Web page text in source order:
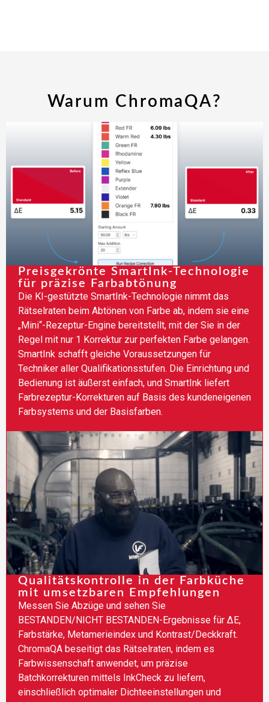
Warum ChromaQA?
Preisgekrönte SmartInk-Technologie
für präzise Farbabtönung
Die KI-gestützte SmartInk-Technologie nimmt das
Rätselraten beim Abtönen von Farbe ab, indem sie eine
„Mini“-Rezeptur-Engine bereitstellt, mit der Sie in der
Regel mit nur 1 Korrektur zur perfekten Farbe gelangen.
SmartInk schafft gleiche Voraussetzungen für
Techniker aller Qualifikationsstufen. Die Einrichtung und
Bedienung ist äußerst einfach, und SmartInk liefert
Farbrezeptur-Korrekturen auf Basis des kundeneigenen
Farbsystems und der Basisfarben.
Qualitätskontrolle in der Farbküche
mit umsetzbaren Empfehlungen
Messen Sie Abzüge und sehen Sie
BESTANDEN/NICHT BESTANDEN-Ergebnisse für ∆E,
Farbstärke, Metamerieindex und Kontrast/Deckkraft.
ChromaQA beseitigt das Rätselraten, indem es
Farbwissenschaft anwendet, um präzise
Batchkorrekturen mittels InkCheck zu liefern,
einschließlich optimaler Dichteeinstellungen und